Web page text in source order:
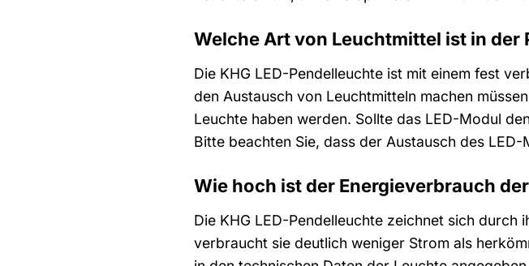
Welche Art von Leuchtmittel ist in der
Die KHG LED-Pendelleuchte ist mit einem fest
den Austausch von Leuchtmitteln machen
Leuchte haben werden. Sollte das LED-Modul
Bitte beachten Sie, dass der Austausch des
Wie hoch ist der Energieverbrauch
Die KHG LED-Pendelleuchte zeichnet sich
verbraucht sie deutlich weniger Strom als